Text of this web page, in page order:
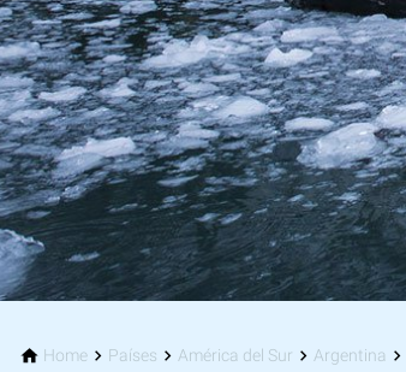
Home Países América del Sur Argentina